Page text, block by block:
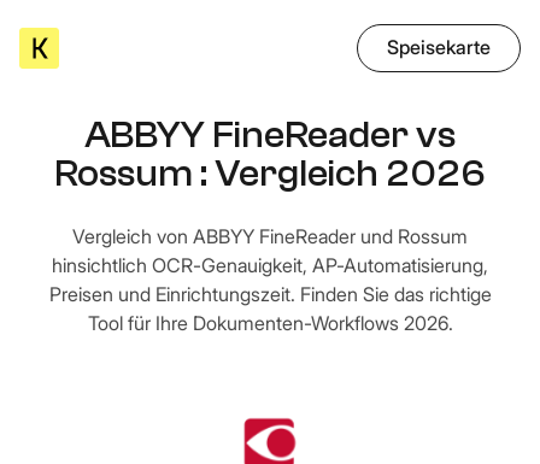
Speisekarte
ABBYY FineReader vs
Rossum : Vergleich 2026
Vergleich von ABBYY FineReader und Rossum
hinsichtlich OCR-Genauigkeit, AP-Automatisierung,
Preisen und Einrichtungszeit. Finden Sie das richtige
Tool für Ihre Dokumenten-Workflows 2026.